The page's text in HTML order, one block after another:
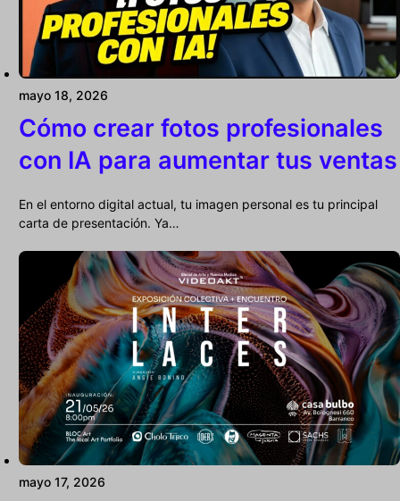
mayo 18, 2026
Cómo crear fotos profesionales
con IA para aumentar tus ventas
En el entorno digital actual, tu imagen personal es tu principal
carta de presentación. Ya…
mayo 17, 2026